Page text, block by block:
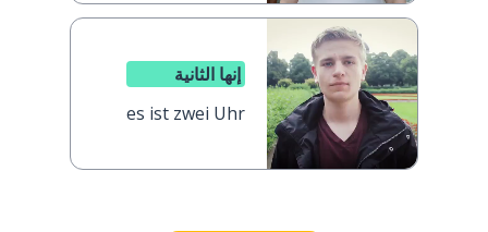
إنها الثانية
es ist zwei Uhr